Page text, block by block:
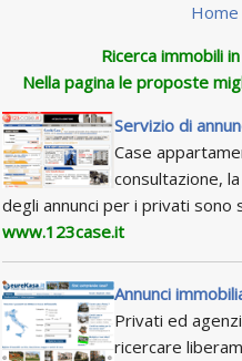
Home
Ricerca immobili
Nella pagina le proposte
Servizio di
Case
consultazione,
degli annunci per i privati
www.123case.it
Annunci
Privati ed
ricercare